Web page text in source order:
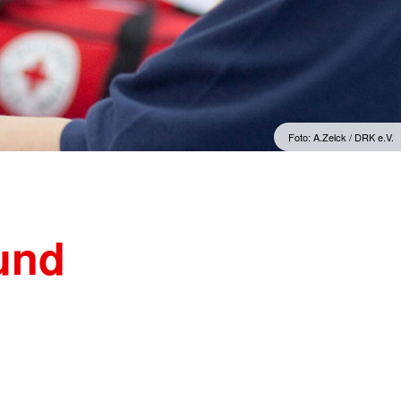
Foto: A.Zelck / DRK e.V.